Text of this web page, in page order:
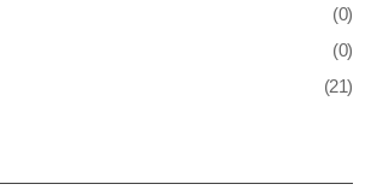
(0)
(0)
(21)